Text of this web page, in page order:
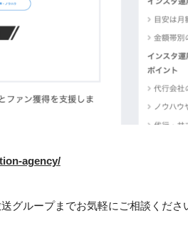
agency/
グループまでお気軽にご相談くださ